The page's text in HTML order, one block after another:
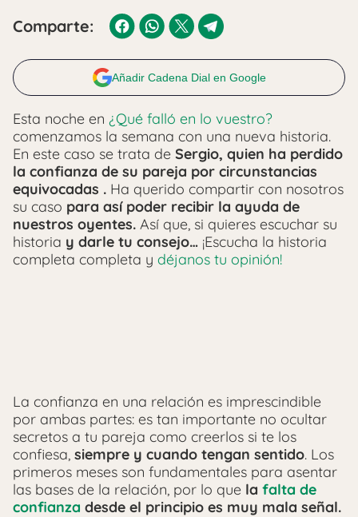
Comparte:
Añadir Cadena Dial en Google
Esta noche en ¿Qué falló en lo vuestro?
comenzamos la semana con una nueva historia.
En este caso se trata de Sergio, quien ha perdido
la confianza de su pareja por circunstancias
equivocadas . Ha querido compartir con nosotros
su caso para así poder recibir la ayuda de
nuestros oyentes. Así que, si quieres escuchar su
historia y darle tu consejo… ¡Escucha la historia
completa completa y déjanos tu opinión!
La confianza en una relación es imprescindible
por ambas partes: es tan importante no ocultar
secretos a tu pareja como creerlos si te los
confiesa, siempre y cuando tengan sentido. Los
primeros meses son fundamentales para asentar
las bases de la relación, por lo que la falta de
confianza desde el principio es muy mala señal.